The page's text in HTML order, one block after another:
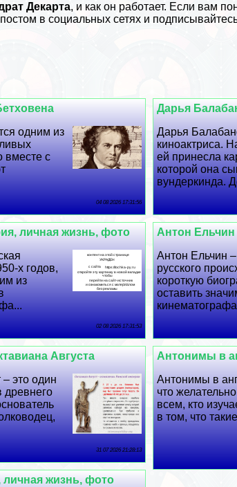
Декарта, и как он работает. Если вам
в социальных сетях и
Дарья
Дарья
киноактриса.
ей принесла
которой она
вундеркинда.
одним из
вместе с
04 08 2026 17:31:56
Антон
Антон Ельчин
русского
короткую
оставить
личная жизнь, фото
х годов,
из
02 08 2026 17:31:53
Антонимы в
Антонимы в
что
всем, кто
в том, что
Августа
это один
древнего
31 07 2026 21:28:13
жизнь, фото